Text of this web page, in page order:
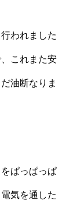
われました
これまた安
油断なりま
ぱっぱっぱ
気を通した